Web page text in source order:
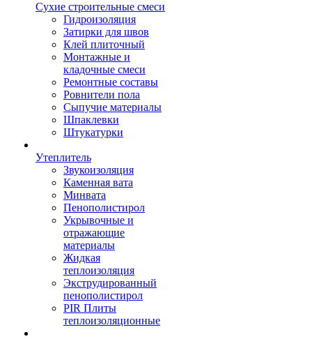
Сухие строительные смеси
Гидроизоляция
Затирки для швов
Клей плиточный
Монтажные и
кладочные смеси
Ремонтные составы
Ровнители пола
Сыпучие материалы
Шпаклевки
Штукатурки
Утеплитель
Звукоизоляция
Каменная вата
Минвата
Пенополистирол
Укрывочные и
отражающие
материалы
Жидкая
теплоизоляция
Экструдированный
пенополистирол
PIR Плиты
теплоизоляционные